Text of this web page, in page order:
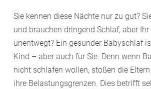
Sie kennen diese Nächte nur zu gut?
und brauchen dringend Schlaf, aber
unentwegt? Ein gesunder Babyschlaf
Kind – aber auch für Sie. Denn wenn
nicht schlafen wollen, stoßen die
ihre Belastungsgrenzen. Dies betrifft